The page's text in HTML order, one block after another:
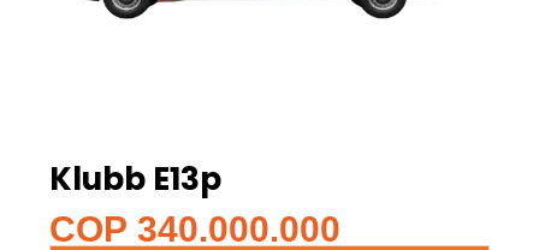
Klubb E13p
COP 340.000.000